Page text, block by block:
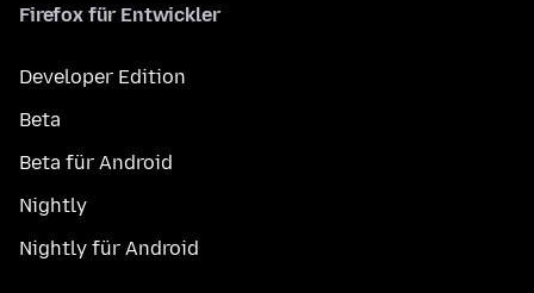
Firefox für Entwickler
Developer Edition
Beta
Beta für Android
Nightly
Nightly für Android